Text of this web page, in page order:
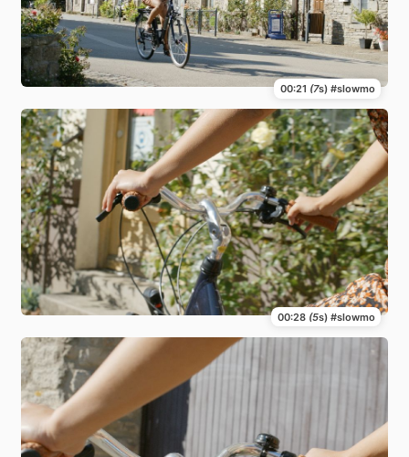
00:21 (7s) #slowmo
00:28 (5s) #slowmo